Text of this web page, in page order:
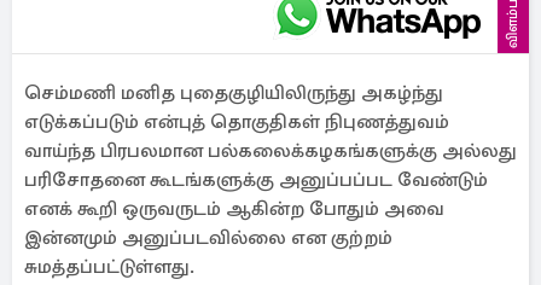
விளம்பரம்
செம்மணி மனித புதைகுழியிலிருந்து அகழ்ந்து
எடுக்கப்படும் என்புத் தொகுதிகள் நிபுணத்துவம்
வாய்ந்த பிரபலமான பல்கலைக்கழகங்களுக்கு அல்லது
பரிசோதனை கூடங்களுக்கு அனுப்பப்பட வேண்டும்
எனக் கூறி ஒருவருடம் ஆகின்ற போதும் அவை
இன்னமும் அனுப்படவில்லை என குற்றம்
சுமத்தப்பட்டுள்ளது.